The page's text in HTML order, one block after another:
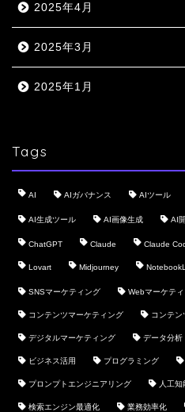
2025年4月
2025年3月
2025年1月
Tags
AI AIガバナンス AIツール
AI生成ツール AI画像生成 AI
ChatGPT Claude Claude
Lovart Midjourney
SNSマーケティング Webマーケテ
コンテンツマーケティング コンテン
デジタルマーケティング データ分析
ビジネス活用 プログラミング
プロンプトエンジニアリング 人工知
検索エンジン最適化 業務効率化